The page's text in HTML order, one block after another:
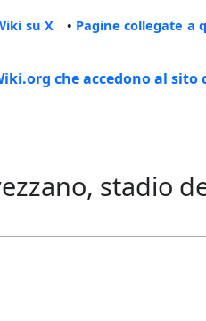
su X • Pagine collegate a
che accedono al sito
stadio